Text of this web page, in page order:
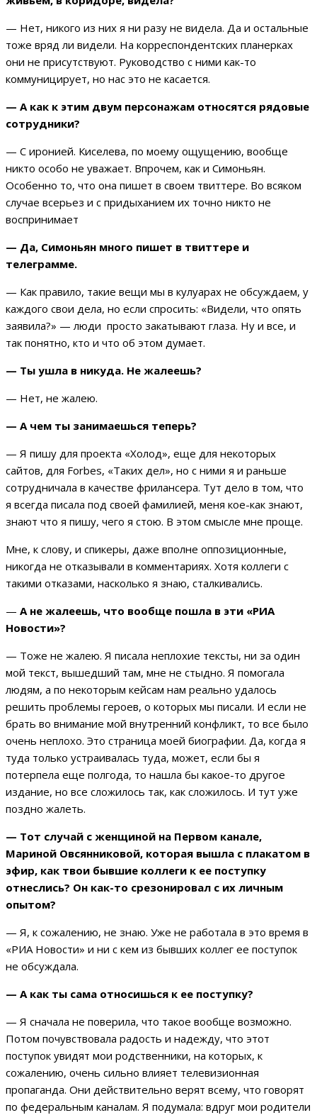
— Нет, никого из них я ни разу не видела. Да и остальные
тоже вряд ли видели. На корреспондентских планерках
они не присутствуют. Руководство с ними как-то
коммуницирует, но нас это не касается.
— А как к этим двум персонажам относятся рядовые
сотрудники?
— С иронией. Киселева, по моему ощущению, вообще
никто особо не уважает. Впрочем, как и Симоньян.
Особенно то, что она пишет в своем твиттере. Во всяком
случае всерьез и с придыханием их точно никто не
воспринимает
— Да, Симоньян много пишет в твиттере и
телеграмме.
— Как правило, такие вещи мы в кулуарах не обсуждаем, у
каждого свои дела, но если спросить: «Видели, что опять
заявила?» — люди просто закатывают глаза. Ну и все, и
так понятно, кто и что об этом думает.
— Ты ушла в никуда. Не жалеешь?
— Нет, не жалею.
— А чем ты занимаешься теперь?
— Я пишу для проекта «Холод», еще для некоторых
сайтов, для Forbes, «Таких дел», но с ними я и раньше
сотрудничала в качестве фрилансера. Тут дело в том, что
я всегда писала под своей фамилией, меня кое-как знают,
знают что я пишу, чего я стою. В этом смысле мне проще.
Мне, к слову, и спикеры, даже вполне оппозиционные,
никогда не отказывали в комментариях. Хотя коллеги с
такими отказами, насколько я знаю, сталкивались.
— А не жалеешь, что вообще пошла в эти «РИА
Новости»?
— Тоже не жалею. Я писала неплохие тексты, ни за один
мой текст, вышедший там, мне не стыдно. Я помогала
людям, а по некоторым кейсам нам реально удалось
решить проблемы героев, о которых мы писали. И если не
брать во внимание мой внутренний конфликт, то все было
очень неплохо. Это страница моей биографии. Да, когда я
туда только устраивалась туда, может, если бы я
потерпела еще полгода, то нашла бы какое-то другое
издание, но все сложилось так, как сложилось. И тут уже
поздно жалеть.
— Тот случай с женщиной на Первом канале,
Мариной Овсянниковой, которая вышла с плакатом в
эфир, как твои бывшие коллеги к ее поступку
отнеслись? Он как-то срезонировал с их личным
опытом?
— Я, к сожалению, не знаю. Уже не работала в это время в
«РИА Новости» и ни с кем из бывших коллег ее поступок
не обсуждала.
— А как ты сама относишься к ее поступку?
— Я сначала не поверила, что такое вообще возможно.
Потом почувствовала радость и надежду, что этот
поступок увидят мои родственники, на которых, к
сожалению, очень сильно влияет телевизионная
пропаганда. Они действительно верят всему, что говорят
по федеральным каналам. Я подумала: вдруг мои родители